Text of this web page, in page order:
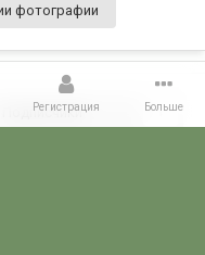
фотографии
Подписчики 1
Регистрация Больше